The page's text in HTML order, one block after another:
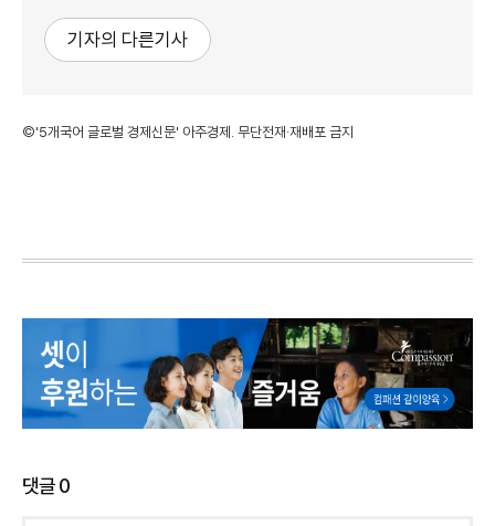
기자의 다른기사
©'5개국어 글로벌 경제신문' 아주경제. 무단전재·재배포 금지
댓글0